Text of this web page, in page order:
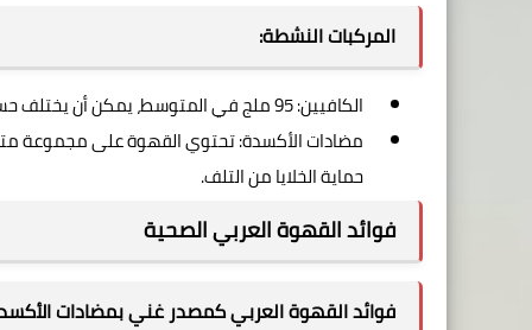
المركبات النشطة:
الكافيين: 95 ملج في المتوسط، يمكن أن يختلف حسب نوع القهوة وطريقة التحضير.
مضادات الأكسدة: تحتوي القهوة على مجموعة
حماية الخلايا من التلف.
فوائد القهوة العربي الصحية
فوائد القهوة العربي كمصدر غني بمضادات